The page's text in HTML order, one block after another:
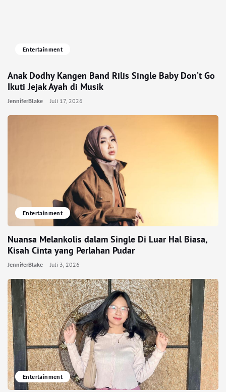
Entertainment
Anak Dodhy Kangen Band Rilis Single Baby Don’t Go
Ikuti Jejak Ayah di Musik
JenniferBlake Juli 17, 2026
Entertainment
Nuansa Melankolis dalam Single Di Luar Hal Biasa,
Kisah Cinta yang Perlahan Pudar
JenniferBlake Juli 3, 2026
Entertainment